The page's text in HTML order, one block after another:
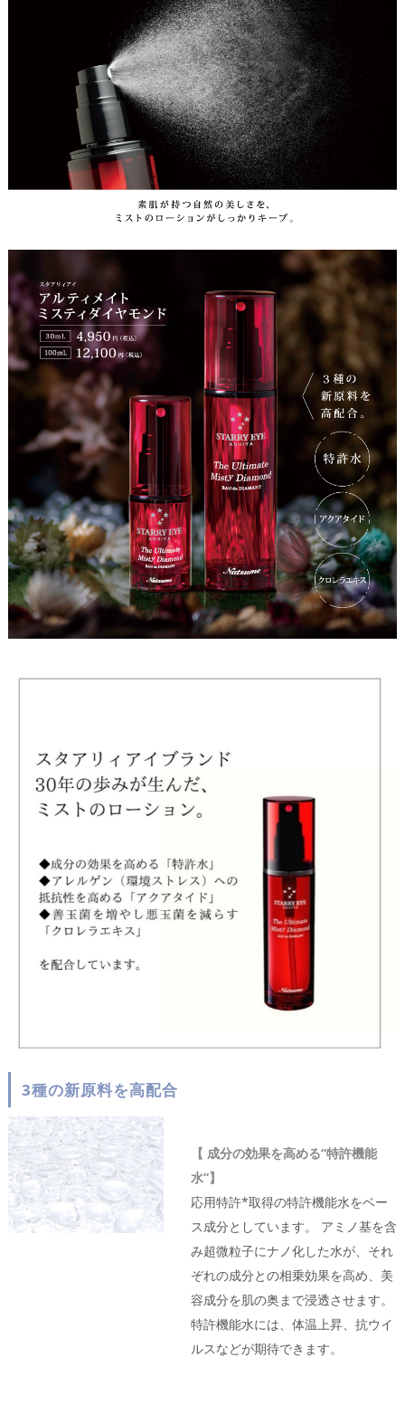
3種の新原料を高配合
【 成分の効果を高める“特許機能
水”】
応用特許*取得の特許機能水をベー
ス成分としています。 アミノ基を含
み超微粒子にナノ化した水が、それ
ぞれの成分との相乗効果を高め、美
容成分を肌の奥まで浸透させます。
特許機能水には、体温上昇、抗ウイ
ルスなどが期待できます。